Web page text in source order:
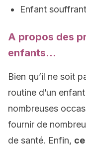
Enfant
A propos des
enfants…
Bien qu’il ne soit
routine d’un
nombreuses
fournir de
de santé. Enfin,